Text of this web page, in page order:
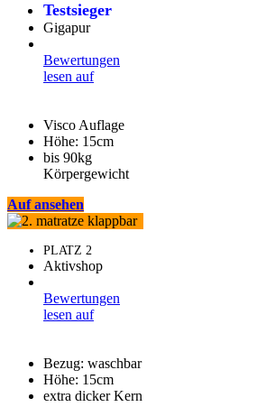
Testsieger
Gigapur
Bewertungen
lesen auf
Visco Auflage
Höhe: 15cm
bis 90kg
Körpergewicht
Aufansehen
PLATZ 2
Aktivshop
Bewertungen
lesen auf
Bezug: waschbar
Höhe: 15cm
extra dicker Kern